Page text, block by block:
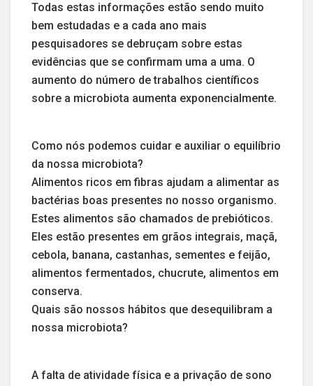
Todas estas informações estão sendo muito
bem estudadas e a cada ano mais
pesquisadores se debruçam sobre estas
evidências que se confirmam uma a uma. O
aumento do número de trabalhos científicos
sobre a microbiota aumenta exponencialmente.
Como nós podemos cuidar e auxiliar o equilíbrio
da nossa microbiota?
Alimentos ricos em fibras ajudam a alimentar as
bactérias boas presentes no nosso organismo.
Estes alimentos são chamados de prebióticos.
Eles estão presentes em grãos integrais, maçã,
cebola, banana, castanhas, sementes e feijão,
alimentos fermentados, chucrute, alimentos em
conserva.
Quais são nossos hábitos que desequilibram a
nossa microbiota?
A falta de atividade física e a privação de sono